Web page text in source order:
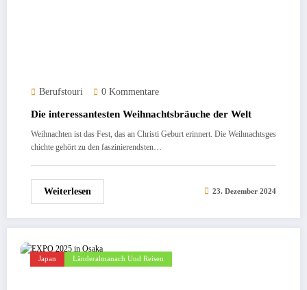
Berufstouri 0 Kommentare
Die interessantesten Weihnachtsbräuche der Welt
Weihnachten ist das Fest, das an Christi Geburt erinnert. Die Weihnachtsges
chichte gehört zu den faszinierendsten…
Weiterlesen 23. Dezember 2024
Japan Länderalmanach Und Reisen